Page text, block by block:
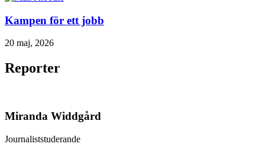
Kampen för ett jobb
20 maj, 2026
Reporter
Miranda Widdgård
Journaliststuderande